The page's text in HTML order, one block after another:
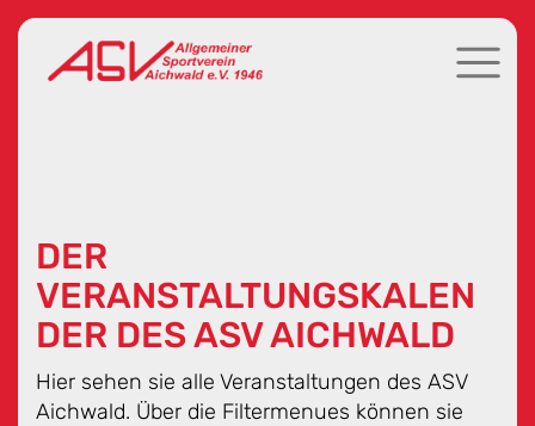
DER
VERANSTALTUNGSKALEN
DER DES ASV AICHWALD
Hier sehen sie alle Veranstaltungen des ASV
Aichwald. Über die Filtermenues können sie